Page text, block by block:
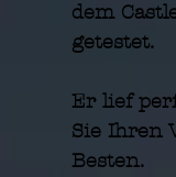
dem
getestet.
Er lief
Sie Ihren
Besten.